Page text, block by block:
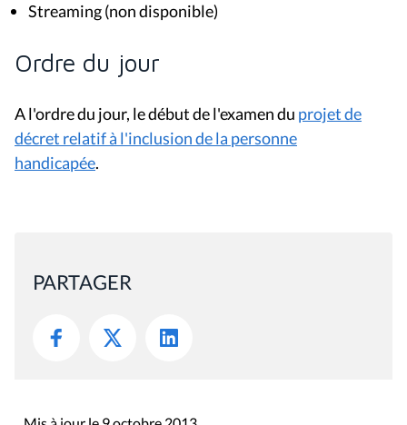
Streaming (non disponible)
Ordre du jour
A l'ordre du jour, le début de l'examen du projet de
décret relatif à l'inclusion de la personne
handicapée.
PARTAGER